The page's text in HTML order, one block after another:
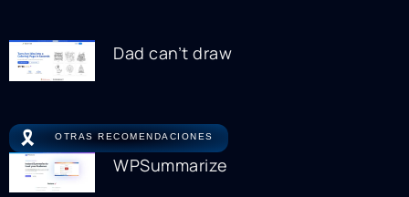
Dad can’t draw
🎗️ OTRAS RECOMENDACIONES
WPSummarize